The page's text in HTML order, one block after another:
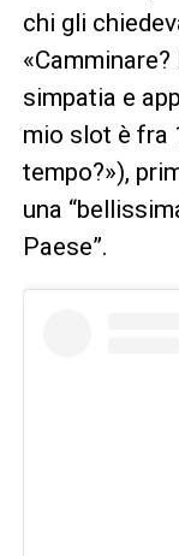
chi gli
simpatia e
mio slot è fra
tempo?»),
una
Paese”.